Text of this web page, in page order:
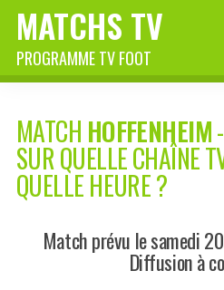
MATCHS TV
PROGRAMME TV FOOT
MATCH HOFFENHEIM-
SUR QUELLE CHAÎNE
QUELLE HEURE ?
Match prévu le samedi
Diffusion à